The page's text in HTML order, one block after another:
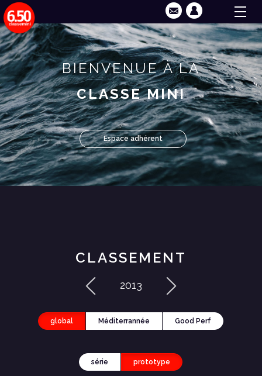
BIENVENUE À LA
CLASSE MINI
Espace adhérent
CLASSEMENT
2013
global Méditerrannée Good Perf
série prototype